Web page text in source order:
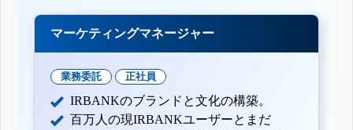
マーケティングマネージャー
業務委託 正社員
IRBANKのブランドと文化の構築。
百万人の現IRBANKユーザーとまだ